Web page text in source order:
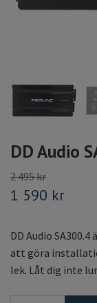
DD Audio
2 495 kr
1 590 kr
DD Audio
att göra
lek. Låt dig inte